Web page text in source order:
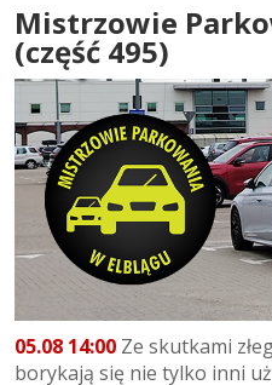
Mistrzowie
(część 495)
05.08 14:00 Ze skutkami
borykają się nie tylko inni